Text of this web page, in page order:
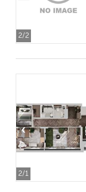
2/2
2/1
‹